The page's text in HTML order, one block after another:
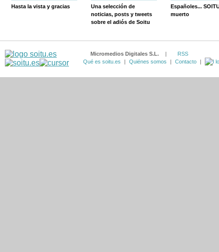
Hasta la vista y gracias
Una selección de
noticias, posts y tweets
sobre el adiós de Soitu
Españoles...
muerto
Micromedios Digitales S.L. |
RSS
Qué es soitu.es
| Quiénes somos | Contacto |